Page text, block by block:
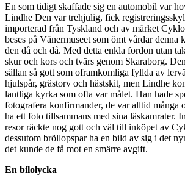
En som tidigt skaffade sig en automobil var
Lindhe Den var trehjulig, fick
importerad från Tyskland och av märket
beses på Vänermuseet som ömt vårdar denna
den då och då. Med detta enkla fordon utan
skur och kors och tvärs genom Skaraborg.
sällan så gott som oframkomliga fyllda av
hjulspår, grästorv och hästskit, men Lindhe
lantliga kyrka som ofta var målet. Han hade
fotografera konfirmander, de var alltid många
ha ett foto tillsammans med sina läskamrater.
resor räckte nog gott och väl till inköpet av
dessutom bröllopspar ha en bild av sig i det
det kunde de få mot en smärre avgift.
En bilolycka